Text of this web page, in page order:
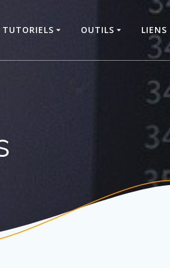
TUTORIELS OUTILS LIENS